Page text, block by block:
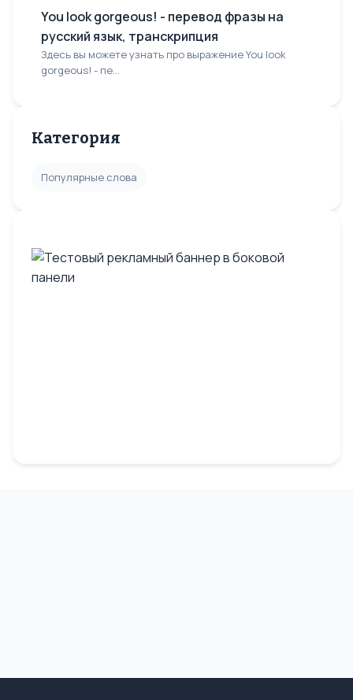
You look gorgeous! - перевод фразы на
русский язык, транскрипция
Здесь вы можете узнать про выражение You look
gorgeous! - пе...
Категория
Популярные слова